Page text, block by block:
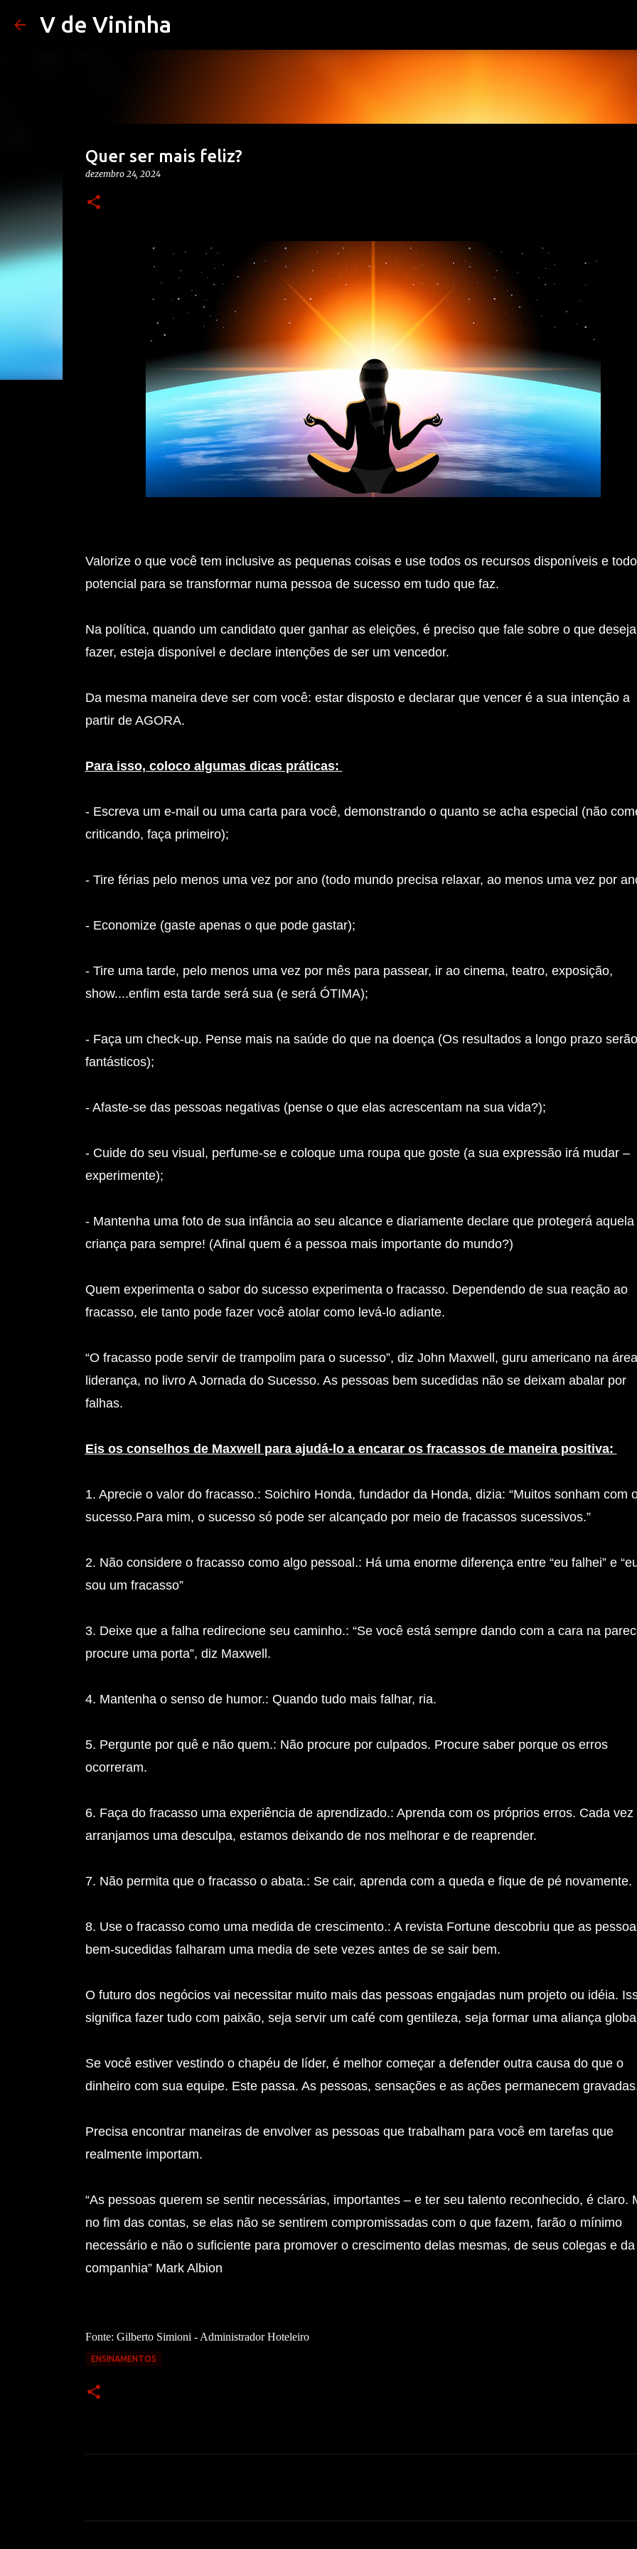
V de Vininha
Quer ser mais feliz?
dezembro 24, 2024
Valorize o que você tem inclusive as pequenas coisas e use todos os recursos disponíveis e
potencial para se transformar numa pessoa de sucesso em tudo que faz.
Na política, quando um candidato quer ganhar as eleições, é preciso que fale sobre o que deseja
fazer, esteja disponível e declare intenções de ser um vencedor.
Da mesma maneira deve ser com você: estar disposto e declarar que vencer é a sua intenção a
partir de AGORA.
Para isso, coloco algumas dicas práticas:
- Escreva um e-mail ou uma carta para você, demonstrando o quanto se acha especial (não
criticando, faça primeiro);
- Tire férias pelo menos uma vez por ano (todo mundo precisa relaxar, ao menos uma vez por
- Economize (gaste apenas o que pode gastar);
- Tire uma tarde, pelo menos uma vez por mês para passear, ir ao cinema, teatro, exposição,
show....enfim esta tarde será sua (e será ÓTIMA);
- Faça um check-up. Pense mais na saúde do que na doença (Os resultados a longo prazo serão
fantásticos);
- Afaste-se das pessoas negativas (pense o que elas acrescentam na sua vida?);
- Cuide do seu visual, perfume-se e coloque uma roupa que goste (a sua expressão irá mudar –
experimente);
- Mantenha uma foto de sua infância ao seu alcance e diariamente declare que protegerá aquela
criança para sempre! (Afinal quem é a pessoa mais importante do mundo?)
Quem experimenta o sabor do sucesso experimenta o fracasso. Dependendo de sua reação ao
fracasso, ele tanto pode fazer você atolar como levá-lo adiante.
“O fracasso pode servir de trampolim para o sucesso”, diz John Maxwell, guru americano na
liderança, no livro A Jornada do Sucesso. As pessoas bem sucedidas não se deixam abalar por
falhas.
Eis os conselhos de Maxwell para ajudá-lo a encarar os fracassos de maneira positiva:
1. Aprecie o valor do fracasso.: Soichiro Honda, fundador da Honda, dizia: “Muitos sonham com
sucesso.Para mim, o sucesso só pode ser alcançado por meio de fracassos sucessivos.”
2. Não considere o fracasso como algo pessoal.: Há uma enorme diferença entre “eu falhei” e
sou um fracasso”
3. Deixe que a falha redirecione seu caminho.: “Se você está sempre dando com a cara na
procure uma porta”, diz Maxwell.
4. Mantenha o senso de humor.: Quando tudo mais falhar, ria.
5. Pergunte por quê e não quem.: Não procure por culpados. Procure saber porque os erros
ocorreram.
6. Faça do fracasso uma experiência de aprendizado.: Aprenda com os próprios erros. Cada vez
arranjamos uma desculpa, estamos deixando de nos melhorar e de reaprender.
7. Não permita que o fracasso o abata.: Se cair, aprenda com a queda e fique de pé novamente.
8. Use o fracasso como uma medida de crescimento.: A revista Fortune descobriu que as
bem-sucedidas falharam uma media de sete vezes antes de se sair bem.
O futuro dos negócios vai necessitar muito mais das pessoas engajadas num projeto ou idéia.
significa fazer tudo com paixão, seja servir um café com gentileza, seja formar uma aliança
Se você estiver vestindo o chapéu de líder, é melhor começar a defender outra causa do que o
dinheiro com sua equipe. Este passa. As pessoas, sensações e as ações permanecem
Precisa encontrar maneiras de envolver as pessoas que trabalham para você em tarefas que
realmente importam.
“As pessoas querem se sentir necessárias, importantes – e ter seu talento reconhecido, é claro.
no fim das contas, se elas não se sentirem compromissadas com o que fazem, farão o mínimo
necessário e não o suficiente para promover o crescimento delas mesmas, de seus colegas e da
companhia” Mark Albion
Fonte: Gilberto Simioni - Administrador Hoteleiro
ENSINAMENTOS